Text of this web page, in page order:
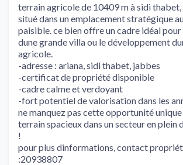
terrain agricole de 10409 m à sidi
situé dans un emplacement stratégique au
paisible. ce bien offre un cadre idéal
dune grande villa ou le développement
agricole.
-adresse : ariana, sidi thabet, jabbes
-certificat de propriété disponible
-cadre calme et verdoyant
-fort potentiel de valorisation dans les
ne manquez pas cette opportunité unique
terrain spacieux dans un secteur en plein
!
pour plus dinformations, contact
:20938807